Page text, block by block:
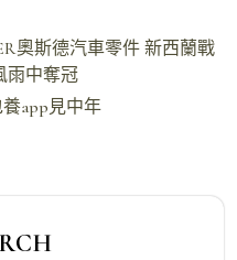
奧斯德汽車零件 新西蘭戰
雨中奪冠
app見中年